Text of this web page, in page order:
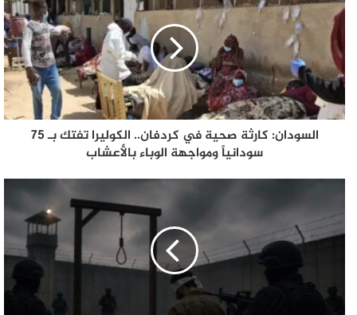
السودان: كارثة صحية في كردفان.. الكوليرا تفتك بـ 75
سودانياً ومواجهة الوباء بالأعشاب